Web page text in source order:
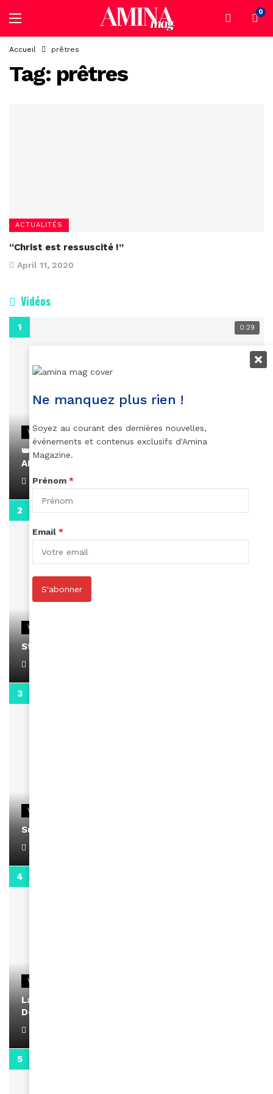
0
Accueil prêtres
Tag: prêtres
ACTUALITÉS
“Christ est ressuscité !”
April 11, 2020
Vidéos
0:29
VIDEOS
👑 Remerciements à Ayden pour son message sur
AMINA, le Magazine de la Femme
April 1, 2022
0:13
VIDEOS
Stacy passe un message
VIDEOS
Support Black Business Wee-kend
VIDEOS
La rubrique santé speciale coronavirus du
Docteur Makanda
Ne manquez plus rien !
Soyez au courant des dernières nouvelles,
événements et contenus exclusifs d'Amina
Magazine.
Prénom *
Email *
S'abonner